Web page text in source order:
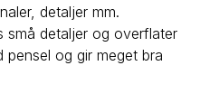
detaljer mm.
detaljer og overflater
pensel og gir meget bra